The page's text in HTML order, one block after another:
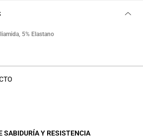
5% Elastano
SABIDURÍA Y RESISTENCIA